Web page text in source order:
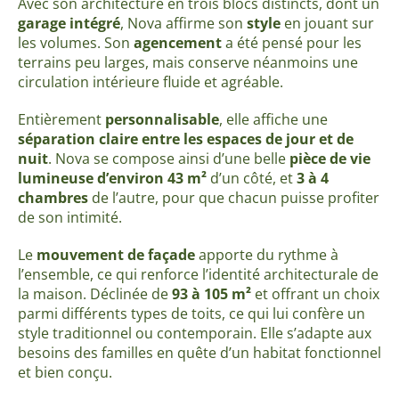
garage intégré, Nova affirme son style en jouant sur
les volumes. Son agencementa été pensé pour les
terrains peu larges, mais conserve néanmoins une
circulation intérieure fluide et agréable.
Entièrement personnalisable, elle affiche une
séparation claire entre les espaces de jour et de
nuit. Nova se compose ainsi d’une belle pièce de vie
lumineuse d’environ 43 m² d’un côté, et3 à 4
chambres de l’autre, pour que chacun puisse profiter
de son intimité.
Le mouvement de façadeapporte du rythme à
l’ensemble, ce qui renforce l’identité architecturale de
la maison. Déclinée de93 à 105 m² et offrant un choix
parmi différents types de toits, ce qui lui confère un
style traditionnel ou contemporain. Elle s’adapte aux
besoins des familles en quête d’un habitat fonctionnel
et bien conçu.